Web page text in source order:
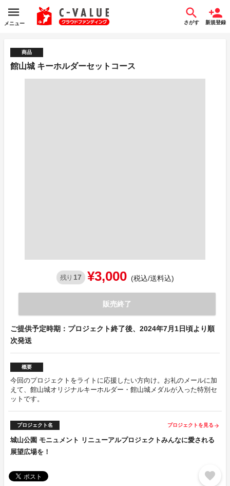
メニュー さがす 新規登録
商品
館山城 キーホルダーセットコース
残り 17 ¥3,000 (税込/送料込)
販売終了
ご提供予定時期：プロジェクト終了後、2024年7月1日頃より順
次発送
概要
今回のプロジェクトをライトに応援したい方向け。お礼のメールに加
えて、館山城オリジナルキーホルダー・館山城メダルが入った特別セ
ットです。
プロジェクト名 プロジェクトを見る arrow_forward
城山公園 モニュメント リニューアルプロジェクトみんなに愛される
展望広場を！
favorite